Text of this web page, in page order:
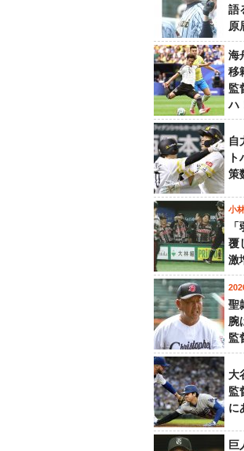
語
原
海
移
監
ハ
自
策
小
覆
激
聖
腕
監
大
監
に
巨